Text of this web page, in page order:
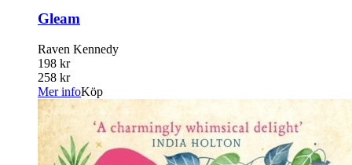
Gleam
Raven Kennedy
198 kr
258 kr
Mer infoKöp